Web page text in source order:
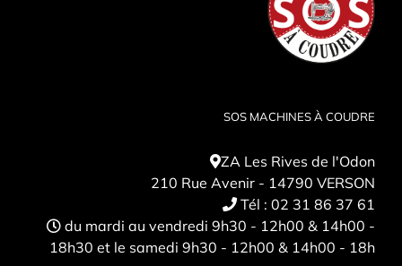
SOS MACHINES À COUDRE
ZA Les Rives de l'Odon
210 Rue Avenir - 14790 VERSON
Tél : 02 31 86 37 61
du mardi au vendredi 9h30 - 12h00 & 14h00 -
18h30 et le samedi 9h30 - 12h00 & 14h00 - 18h